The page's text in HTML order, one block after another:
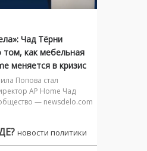
Чад Тёрни
том, как мебельная
меняется в кризис
Попова стал
AP Home Чад
— newsdelo.com
новости политики